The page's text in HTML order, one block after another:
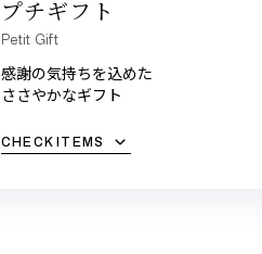
プチギフト
Petit Gift
感謝の気持ちを込めた
ささやかなギフト
CHECK ITEMS